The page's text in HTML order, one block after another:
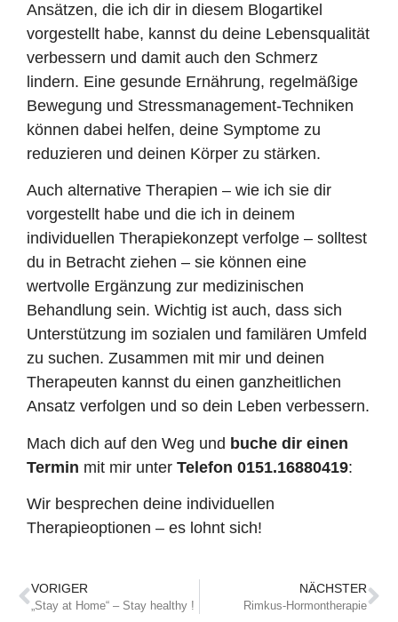
Ansätzen, die ich dir in diesem Blogartikel
vorgestellt habe, kannst du deine Lebensqualität
verbessern und damit auch den Schmerz
lindern. Eine gesunde Ernährung, regelmäßige
Bewegung und Stressmanagement-Techniken
können dabei helfen, deine Symptome zu
reduzieren und deinen Körper zu stärken.
Auch alternative Therapien – wie ich sie dir
vorgestellt habe und die ich in deinem
individuellen Therapiekonzept verfolge – solltest
du in Betracht ziehen – sie können eine
wertvolle Ergänzung zur medizinischen
Behandlung sein. Wichtig ist auch, dass sich
Unterstützung im sozialen und familären Umfeld
zu suchen. Zusammen mit mir und deinen
Therapeuten kannst du einen ganzheitlichen
Ansatz verfolgen und so dein Leben verbessern.
Mach dich auf den Weg und buche dir einen
Termin mit mir unter Telefon 0151.16880419:
Wir besprechen deine individuellen
Therapieoptionen – es lohnt sich!
VORIGER
„Stay at Home“ – Stay healthy !
NÄCHSTER
Rimkus-Hormontherapie